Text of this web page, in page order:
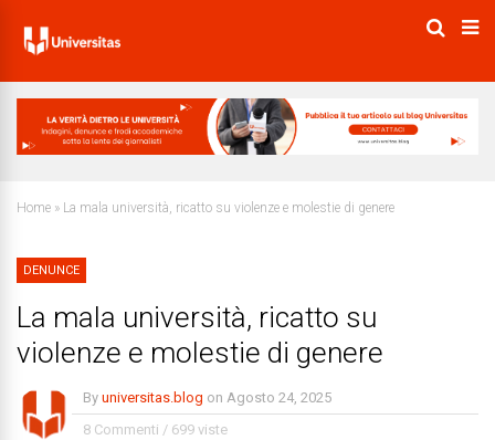
Home » La mala università, ricatto su violenze e molestie di genere
DENUNCE
La mala università, ricatto su
violenze e molestie di genere
By universitas.blog on Agosto 24, 2025
8 Commenti / 699 viste